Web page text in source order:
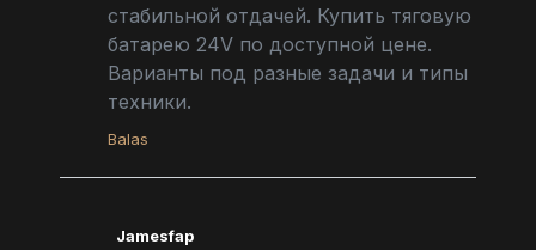
стабильной отдачей. Купить тяговую
батарею 24V по доступной цене.
Варианты под разные задачи и типы
техники.
Balas
Jamesfap